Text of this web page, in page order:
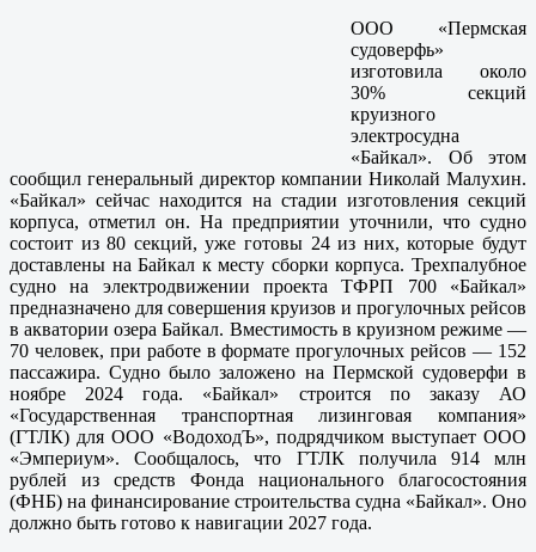
ООО «Пермская
судоверфь»
изготовила около
30% секций
круизного
электросудна
«Байкал». Об этом
сообщил генеральный директор компании Николай Малухин.
«Байкал» сейчас находится на стадии изготовления секций
корпуса, отметил он. На предприятии уточнили, что судно
состоит из 80 секций, уже готовы 24 из них, которые будут
доставлены на Байкал к месту сборки корпуса. Трехпалубное
судно на электродвижении проекта ТФРП 700 «Байкал»
предназначено для совершения круизов и прогулочных рейсов
в акватории озера Байкал. Вместимость в круизном режиме —
70 человек, при работе в формате прогулочных рейсов — 152
пассажира. Судно было заложено на Пермской судоверфи в
ноябре 2024 года. «Байкал» строится по заказу АО
«Государственная транспортная лизинговая компания»
(ГТЛК) для ООО «ВодоходЪ», подрядчиком выступает ООО
«Эмпериум». Сообщалось, что ГТЛК получила 914 млн
рублей из средств Фонда национального благосостояния
(ФНБ) на финансирование строительства судна «Байкал». Оно
должно быть готово к навигации 2027 года.